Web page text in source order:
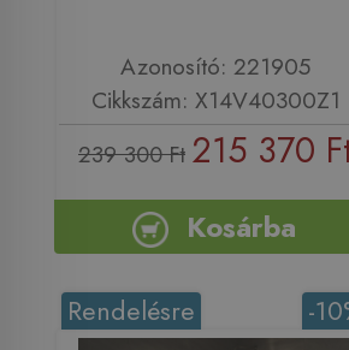
Azonosító: 221905
Cikkszám: X14V40300Z1
239 300 Ft 215 370
Kosárba
-
Rendelésre